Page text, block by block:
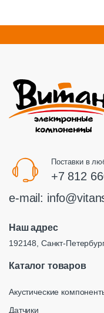
Поставки в
+7 812
e-mail:
Наш адрес
192148, Санкт-
Каталог товаров
Акустические
Датчики